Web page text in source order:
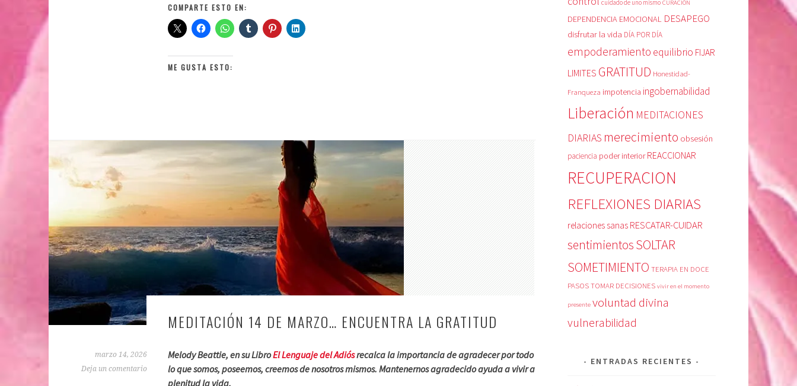
COMPARTE ESTO EN:
ME GUSTA ESTO:
MEDITACIÓN 14 DE MARZO… ENCUENTRA LA GRATITUD
marzo 14, 2026
Deja un comentario
Melody Beattie, en su LibroEl Lenguaje del Adiósrecalca la importancia de agradecer por todo
lo que somos, poseemos, creemos de nosotros mismos. Mantenernos agradecido ayuda a vivir a
plenitud la vida.
cuidado de uno mismo CURACIÓN
DEPENDENCIA EMOCIONAL DESAPEGO
disfrutar la vida DÍA POR DÍA
empoderamiento equilibrio FIJAR
LIMITES GRATITUD Honestidad-
Franqueza impotencia ingobernabilidad
Liberación MEDITACIONES
DIARIAS merecimiento obsesión
paciencia poder interior REACCIONAR
RECUPERACION
REFLEXIONES DIARIAS
relaciones sanas RESCATAR-CUIDAR
sentimientosSOLTAR
SOMETIMIENTO TERAPIA EN DOCE
PASOSTOMAR DECISIONES vivir en el momento
presente voluntad divina
vulnerabilidad
ENTRADAS RECIENTES